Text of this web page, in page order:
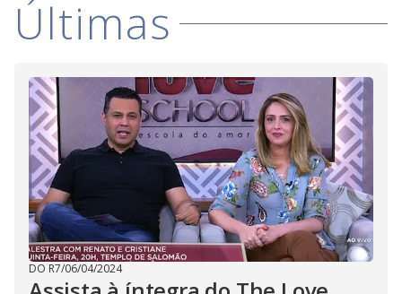
i
d
e
o
Últimas
DO R7/06/04/2024